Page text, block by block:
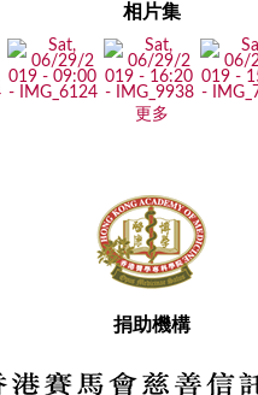
相片集
更多
捐助機構